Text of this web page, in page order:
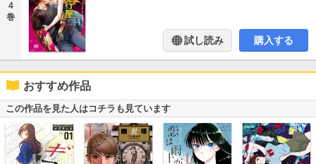
4
巻
試し読み 購入する
おすすめ作品
この作品を見た人はコチラも見ています